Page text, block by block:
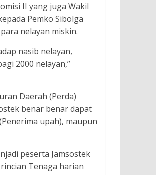
II yang juga Wakil
Pemko Sibolga
nelayan miskin.
nasib nelayan,
2000 nelayan,”
Daerah (Perda)
benar benar dapat
upah), maupun
peserta Jamsostek
Tenaga harian